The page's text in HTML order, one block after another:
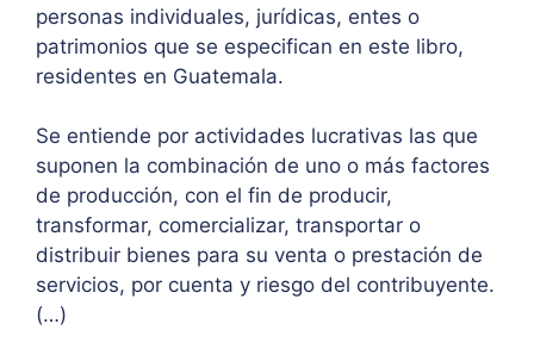
personas individuales, jurídicas, entes o
patrimonios que se especifican en este libro,
residentes en Guatemala.
Se entiende por actividades lucrativas las que
suponen la combinación de uno o más factores
de producción, con el fin de producir,
transformar, comercializar, transportar o
distribuir bienes para su venta o prestación de
servicios, por cuenta y riesgo del contribuyente.
(…)